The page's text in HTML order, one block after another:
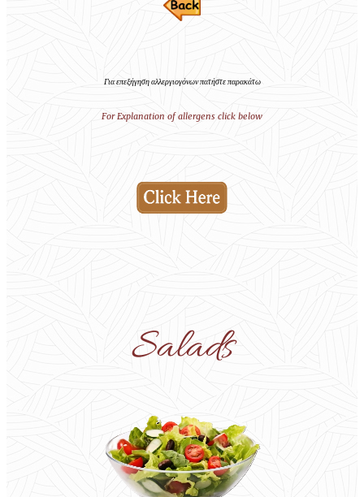
Για επεξήγηση αλλεργιογόνων πατήστε παρακάτω
For Explanation of allergens click below
Salads